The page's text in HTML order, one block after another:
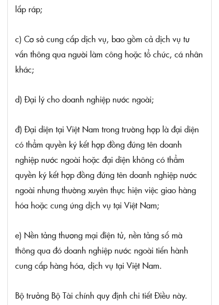
lắp ráp;
c) Cơ sở cung cấp dịch vụ, bao gồm cả dịch vụ tư
vấn thông qua người làm công hoặc tổ chức, cá nhân
khác;
d) Đại lý cho doanh nghiệp nước ngoài;
đ) Đại diện tại Việt Nam trong trường hợp là đại diện
có thẩm quyền ký kết hợp đồng đứng tên doanh
nghiệp nước ngoài hoặc đại diện không có thẩm
quyền ký kết hợp đồng đứng tên doanh nghiệp nước
ngoài nhưng thường xuyên thực hiện việc giao hàng
hóa hoặc cung ứng dịch vụ tại Việt Nam;
e) Nền tảng thương mại điện tử, nền tảng số mà
thông qua đó doanh nghiệp nước ngoài tiến hành
cung cấp hàng hóa, dịch vụ tại Việt Nam.
Bộ trưởng Bộ Tài chính quy định chi tiết Điều này.